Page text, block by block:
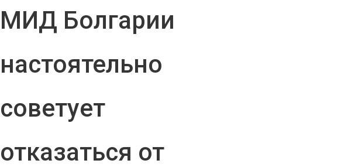
МИД Болгарии
настоятельно
советует
отказаться от